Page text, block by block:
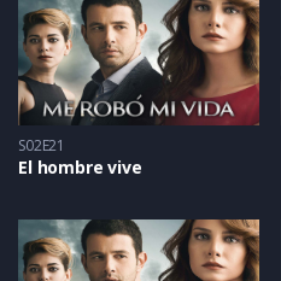
S02E21
El hombre vive